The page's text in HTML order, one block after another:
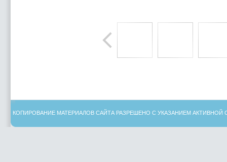
КОПИРОВАНИЕ МАТЕРИАЛОВ САЙТА РАЗРЕШЕНО С УКАЗАНИЕМ АКТИВНОЙ